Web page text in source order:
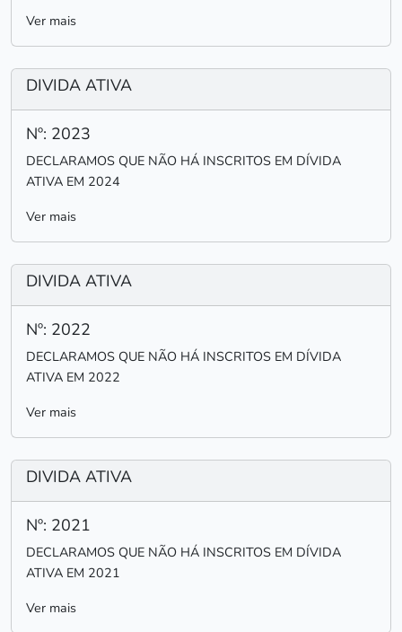
Ver mais
DIVIDA ATIVA
Nº: 2023
DECLARAMOS QUE NÃO HÁ INSCRITOS EM DÍVIDA
ATIVA EM 2024
Ver mais
DIVIDA ATIVA
Nº: 2022
DECLARAMOS QUE NÃO HÁ INSCRITOS EM DÍVIDA
ATIVA EM 2022
Ver mais
DIVIDA ATIVA
Nº: 2021
DECLARAMOS QUE NÃO HÁ INSCRITOS EM DÍVIDA
ATIVA EM 2021
Ver mais